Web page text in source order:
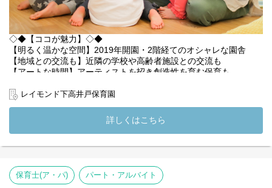
*:.,.:*探求心を育む保育:.,.:*
ーーーーーーーーーー
乳児は1人ひとりの子どもに対し、特定の保育者が食事やおむつ替
えを担当することで、子どもと保育者の信頼・愛着関係を築いて
います。
食事や排泄など、一斉に行動をすることはありません。子どもの
ます」、みんなで散歩、みんなで午睡・・・それらは大人都合の
保育だからです。
午睡時は寝付けるようにトントンするのではなく、自発的に睡眠
が出来るようにしています。遊び足りなくて眠くならないのであ
れば、遊ぶ時間を長くして、食事を遅らせるなど
眠れない子にはその子の原因が必ずあるので、それを追及し、改
４．５歳児を対象に、日本文化を知るという狙いのもと、茶道体
験も実施しています。
◇◆【ココが魅力】◇◆
【明るく温かな空間】2019年開園・2階経てのオシャレな園舎
【地域との交流も】近隣の学校や高齢者施設との交流も
【アートな時間】アーティストを招き創造性を育む保育も
の保育
(変更の範囲）法人の定める業務
レイモンド下高井戸保育園
詳しくはこちら
保育士(ア・パ) パート・アルバイト